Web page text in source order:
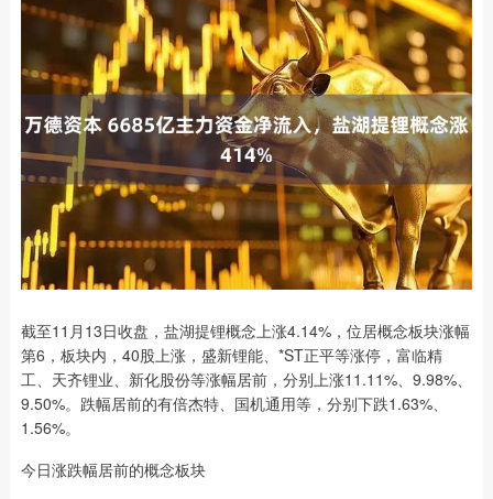
截至11月13日收盘，盐湖提锂概念上涨4.14%，位居概念板块涨幅
第6，板块内，40股上涨，盛新锂能、*ST正平等涨停，富临精
工、天齐锂业、新化股份等涨幅居前，分别上涨11.11%、9.98%、
9.50%。跌幅居前的有倍杰特、国机通用等，分别下跌1.63%、
1.56%。
今日涨跌幅居前的概念板块